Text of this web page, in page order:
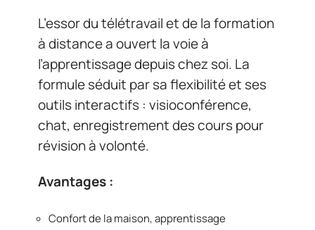
L’essor du télétravail et de la formation
à distance a ouvert la voie à
l’apprentissage depuis chez soi. La
formule séduit par sa flexibilité et ses
outils interactifs : visioconférence,
chat, enregistrement des cours pour
révision à volonté.
Avantages :
Confort de la maison, apprentissage